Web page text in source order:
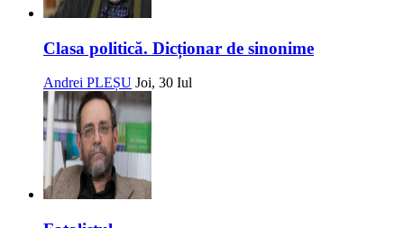
Clasa politică. Dicționar de sinonime
Andrei PLEȘU Joi, 30 Iul